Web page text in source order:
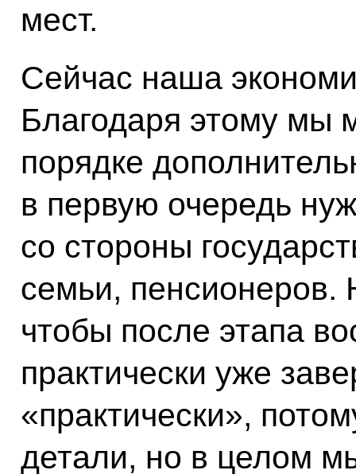
мест.
Сейчас наша
Благодаря этому мы
порядке
в первую очередь
со стороны
семьи, пенсионеров.
чтобы после этапа
практически уже
«практически»,
детали, но в целом